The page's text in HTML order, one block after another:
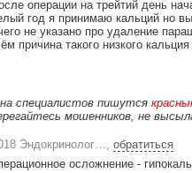
операции на трейтий день
год я принимаю кальций но
не указано про удаление
причина такого низкого
специалистов пишутся
мошенников, не
Эндокринолог…, обратиться
осложнение -